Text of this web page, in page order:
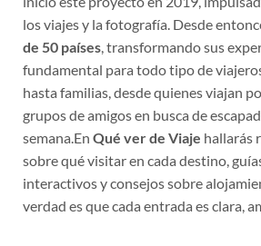
los viajes y la fotografía. Desde
de 50 países, transformando sus
fundamental para todo tipo de
hasta familias, desde quienes viajan
grupos de amigos en busca de
semana.En Qué ver de Viaje hallarás
sobre qué visitar en cada destino,
interactivos y consejos sobre
verdad es que cada entrada es clara,